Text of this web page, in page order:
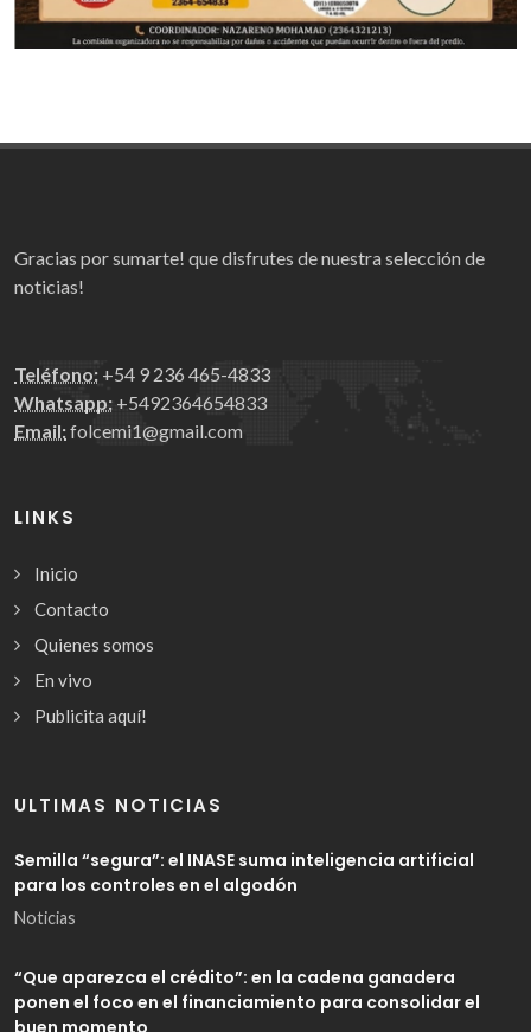
Gracias por sumarte! que disfrutes de nuestra selección de
noticias!
Teléfono: +54 9 236 465-4833
Whatsapp: +5492364654833
Email:folcemi1@gmail.com
LINKS
Inicio
Contacto
Quienes somos
En vivo
Publicita aquí!
ULTIMAS NOTICIAS
Semilla “segura”: el INASE suma inteligencia artificial
para los controles en el algodón
Noticias
“Que aparezca el crédito”: en la cadena ganadera
ponen el foco en el financiamiento para consolidar el
buen momento